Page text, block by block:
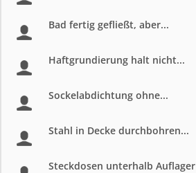
Bad fertig gefließt, aber...
Haftgrundierung halt nicht...
Sockelabdichtung ohne...
Stahl in Decke durchbohren...
Steckdosen unterhalb Auflager